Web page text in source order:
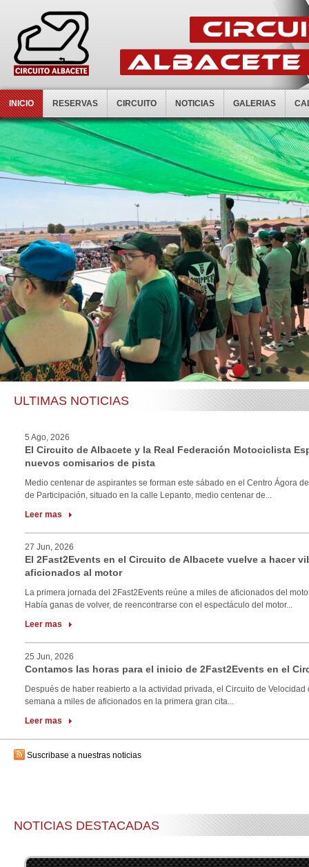
INICIO RESERVAS CIRCUITO NOTICIAS GALERIAS
1 2 3 4 5 6
ULTIMAS NOTICIAS
5 Ago, 2026
El Circuito de Albacete y la Real Federación Motociclista
nuevos comisarios de pista
Medio centenar de aspirantes se forman este sábado en el Centro Ágora
de Participación, situado en la calle Lepanto, medio centenar de...
Leer mas
27 Jun, 2026
El 2Fast2Events en el Circuito de Albacete vuelve a hacer
aficionados al motor
La primera jornada del 2Fast2Events reúne a miles de aficionados del
Había ganas de volver, de reencontrarse con el espectáculo del motor...
Leer mas
25 Jun, 2026
Contamos las horas para el inicio de 2Fast2Events en el
Después de haber reabierto a la actividad privada, el Circuito de Velocidad
semana a miles de aficionados en la primera gran cita...
Leer mas
Suscribase a nuestras noticias
NOTICIAS DESTACADAS